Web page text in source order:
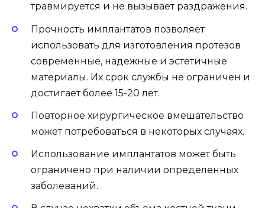
травмируется и не вызывает раздражения.
Прочность имплантатов позволяет
использовать для изготовления протезов
современные, надежные и эстетичные
материалы. Их срок службы не ограничен и
достигает более 15-20 лет.
Повторное хирургическое вмешательство
может потребоваться в некоторых случаях.
Использование имплантатов может быть
ограничено при наличии определенных
заболеваний.